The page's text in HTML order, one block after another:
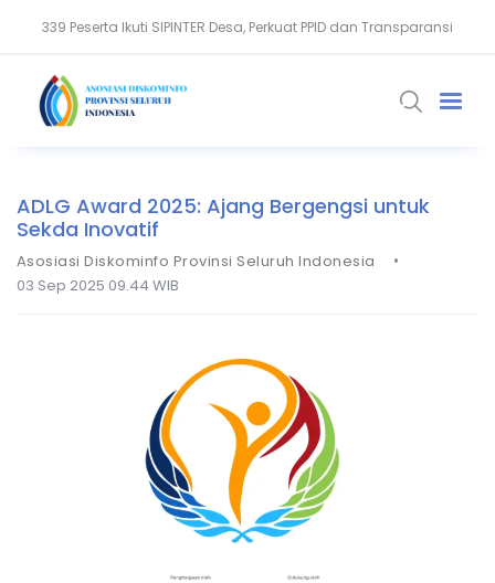
339 Peserta Ikuti SIPINTER Desa, Perkuat PPID dan Transparansi
Gubernur Khofifah Terima Kunjungan Dubes Kerajaan Maroko
ADLG Award 2025: Ajang Bergengsi untuk
Sekda Inovatif
Asosiasi Diskominfo Provinsi Seluruh Indonesia •
03 Sep 2025 09.44 WIB